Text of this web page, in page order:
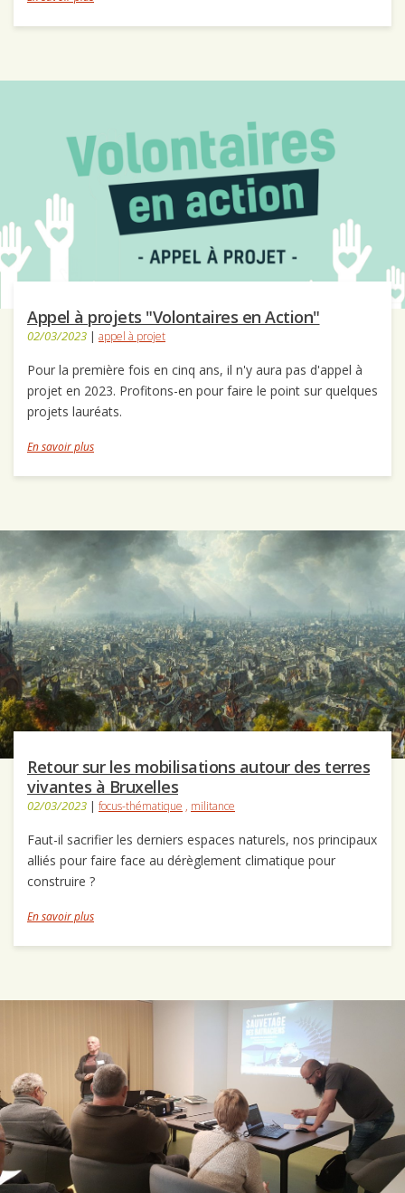
Appel à projets "Volontaires en Action"
02/03/2023 | appel à projet
Pour la première fois en cinq ans, il n'y aura pas d'appel à
projet en 2023. Profitons-en pour faire le point sur quelques
projets lauréats.
En savoir plus
Retour sur les mobilisations autour des terres
vivantes à Bruxelles
02/03/2023 | focus-thématique , militance
Faut-il sacrifier les derniers espaces naturels, nos principaux
alliés pour faire face au dérèglement climatique pour
construire ?
En savoir plus